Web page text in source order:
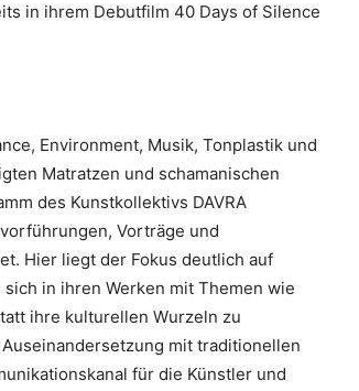
in ihrem Debutfilm 40 Days of Silence
Environment, Musik, Tonplastik und
Matratzen und schamanischen
des Kunstkollektivs DAVRA
Vorträge und
Hier liegt der Fokus deutlich auf
in ihren Werken mit Themen wie
ihre kulturellen Wurzeln zu
mit traditionellen
für die Künstler und